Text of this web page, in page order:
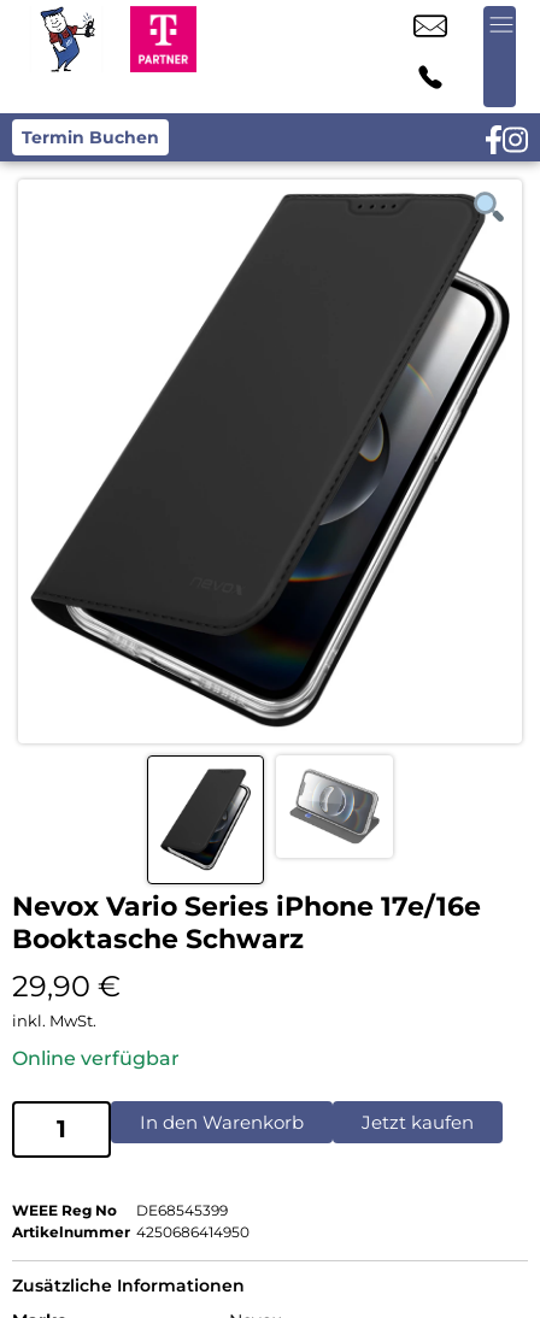
Termin Buchen
Nevox Vario Series iPhone 17e/16e
Booktasche Schwarz
29,90 €
inkl. MwSt.
Online verfügbar
In den Warenkorb Jetzt kaufen
WEEE Reg No
DE68545399
Artikelnummer 4250686414950
Zusätzliche Informationen